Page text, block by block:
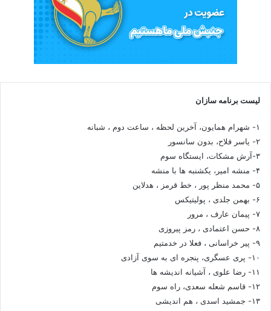
لیست برنامه سازان
۱- شهرام همایون، آخرین لحظه ، ساعت دوم ، شبانه
۲- یاسر فلاح، بدون سانسور
۳-آرش مشکات، ایستگاه سوم
۴- منشه امیر، یکشنبه ها با منشه
۵- محمد منظر پور ، خط قرمز ، هدلاین
۶- بهمن جلدی ، پولیتیکس
۷- پیمان عارف ، مرور
۸- حسن اعتمادی ، رمز پیروزی
۹- پیر خراسانی ، فعلا در خدمتیم
۱۰- پری عسگری، پنجره ای به سوی آزادی
۱۱- رضا علوی ، آشیانه اندیشه ها
۱۲- قاسم شعله سعدی، راه سوم
۱۳- جمشید اسدی ، هم اندیشی